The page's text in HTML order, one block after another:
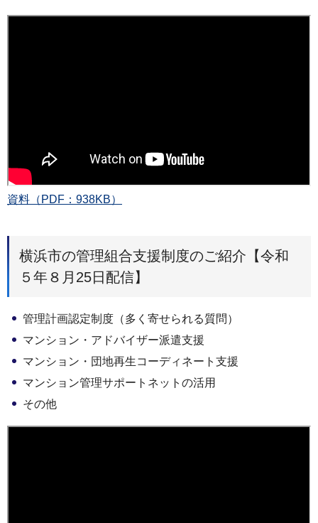
資料（PDF：938KB）
横浜市の管理組合支援制度のご紹介【令和
５年８月25日配信】
管理計画認定制度（多く寄せられる質問）
マンション・アドバイザー派遣支援
マンション・団地再生コーディネート支援
マンション管理サポートネットの活用
その他